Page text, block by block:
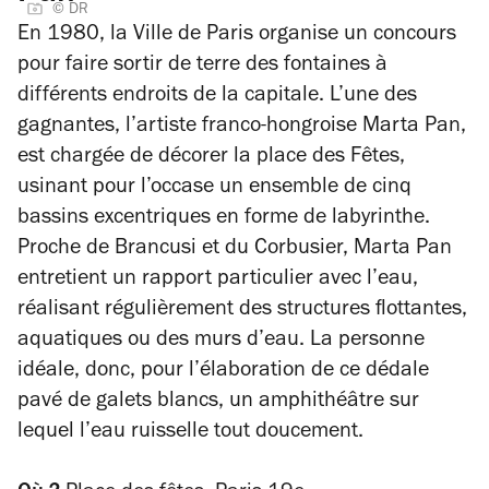
© DR
En 1980, la Ville de Paris organise un concours
pour faire sortir de terre des fontaines à
différents endroits de la capitale. L’une des
gagnantes, l’artiste franco-hongroise Marta Pan,
est chargée de décorer la place des Fêtes,
usinant pour l’occase un ensemble de cinq
bassins excentriques en forme de labyrinthe.
Proche de Brancusi et du Corbusier, Marta Pan
entretient un rapport particulier avec l’eau,
réalisant régulièrement des structures flottantes,
aquatiques ou des murs d’eau. La personne
idéale, donc, pour l’élaboration de ce dédale
pavé de galets blancs, un amphithéâtre sur
lequel l’eau ruisselle tout doucement.